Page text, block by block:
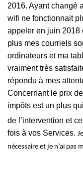
2016. Ayant changé
wifi ne fonctionnait
appeler en juin 2018
plus mes courriels
ordinateurs et ma
vraiment très
répondu à mes
Concernant le prix
impôts est un plus
de l’intervention et
fois à vos Services.
nécessaire et je n’ai pas